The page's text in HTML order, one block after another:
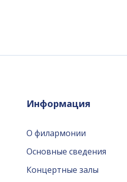
Информация
О филармонии
Основные сведения
Концертные залы